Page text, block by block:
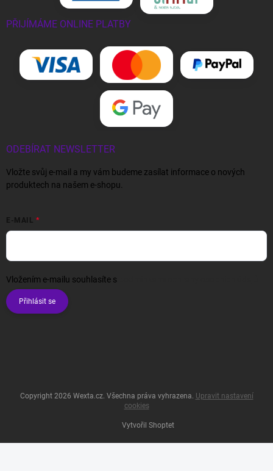
PŘIJÍMÁME ONLINE PLATBY
ODEBÍRAT NEWSLETTER
Vložte svůj e-mail a my vám budeme zasílat informace o nových
produktech na našem e-shopu.
E-MAIL
Vložením e-mailu souhlasíte s
Přihlásit se
Vytvořil Shoptet
Copyright 2026 Wexta.cz. Všechna práva vyhrazena. Upravit nastavení
cookies